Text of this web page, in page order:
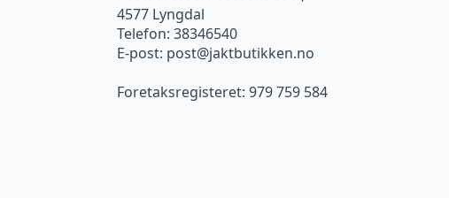
4577 Lyngdal
Telefon: 38346540
E-post: post@jaktbutikken.no
Foretaksregisteret: 979 759 584